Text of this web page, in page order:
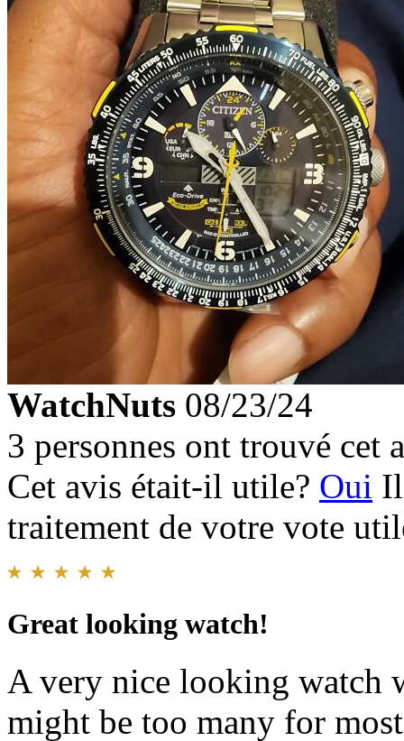
WatchNuts 08/23/24
3 personnes ont trouvé cet
Cet avis était-il utile? Oui
traitement de votre vote
Great looking watch!
A very nice looking watch
might be too many for